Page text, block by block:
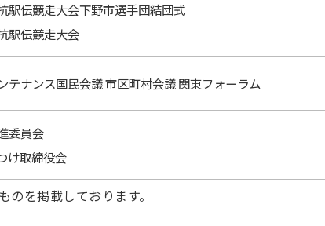
駅伝競走大会下野市選手団結団式
駅伝競走大会
テナンス国民会議 市区町村会議 関東フォーラム
委員会
け取締役会
を掲載しております。